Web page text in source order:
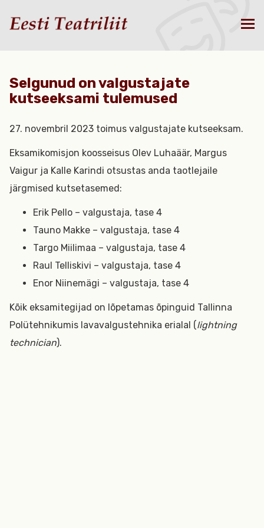
Selgunud on valgustajate
kutseeksami tulemused
27. novembril 2023 toimus valgustajate kutseeksam.
Eksamikomisjon koosseisus Olev Luhaäär, Margus
Vaigur ja Kalle Karindi otsustas anda taotlejaile
järgmised kutsetasemed:
Erik Pello – valgustaja, tase 4
Tauno Makke – valgustaja, tase 4
Targo Miilimaa – valgustaja, tase 4
Raul Telliskivi – valgustaja, tase 4
Enor Niinemägi – valgustaja, tase 4
Kõik eksamitegijad on lõpetamas õpinguid Tallinna
Polütehnikumis lavavalgustehnika erialal (lightning
technician).